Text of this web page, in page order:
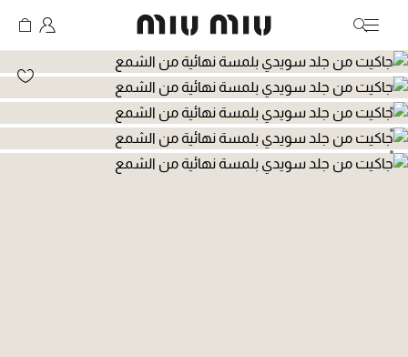
MiuMiu logo
انتقال إلى الصورة 1
انتقال إلى الصورة 2
انتقال إلى الصورة 3
انتقال إلى الصورة 4
انتقال إلى الصورة 5
انتقال إلى الصورة 6